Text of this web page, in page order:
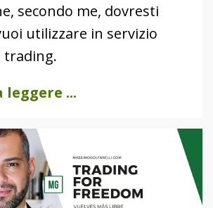
secondo me, dovresti
utilizzare in servizio
trading.
leggere ...